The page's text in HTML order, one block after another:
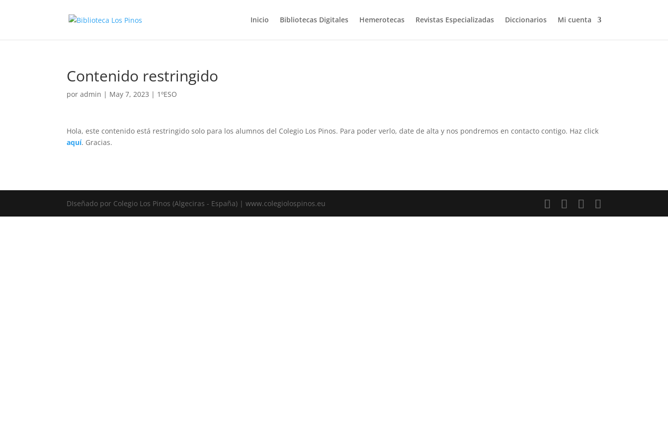
Inicio Bibliotecas Digitales Hemerotecas Revistas Especializadas Diccionarios Mi cuenta
Contenido restringido
poradmin | May 7, 2023 | 1ºESO
Hola, este contenido está restringido solo para los alumnos del Colegio Los Pinos. Para poder verlo, date de alta y nos pondremos en contacto contigo. Haz click
aquí. Gracias.
DIseñado por Colegio Los Pinos (Algeciras - España) | www.colegiolospinos.eu